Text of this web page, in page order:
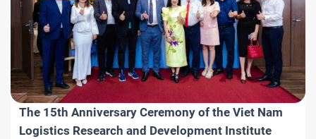
The 15th Anniversary Ceremony of the Viet Nam
Logistics Research and Development Institute